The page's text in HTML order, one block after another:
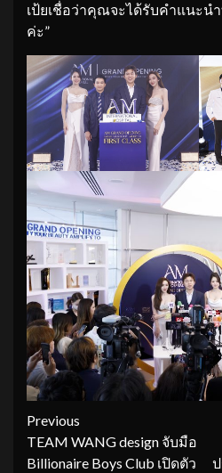
เป้ยเชื่อว่าคุณจะได้รับคำแนะ
ค่ะ”
Continue
Reading
Previous
TEAM WANG design จับมือ
Billionaire Boys Club เปิดตัว